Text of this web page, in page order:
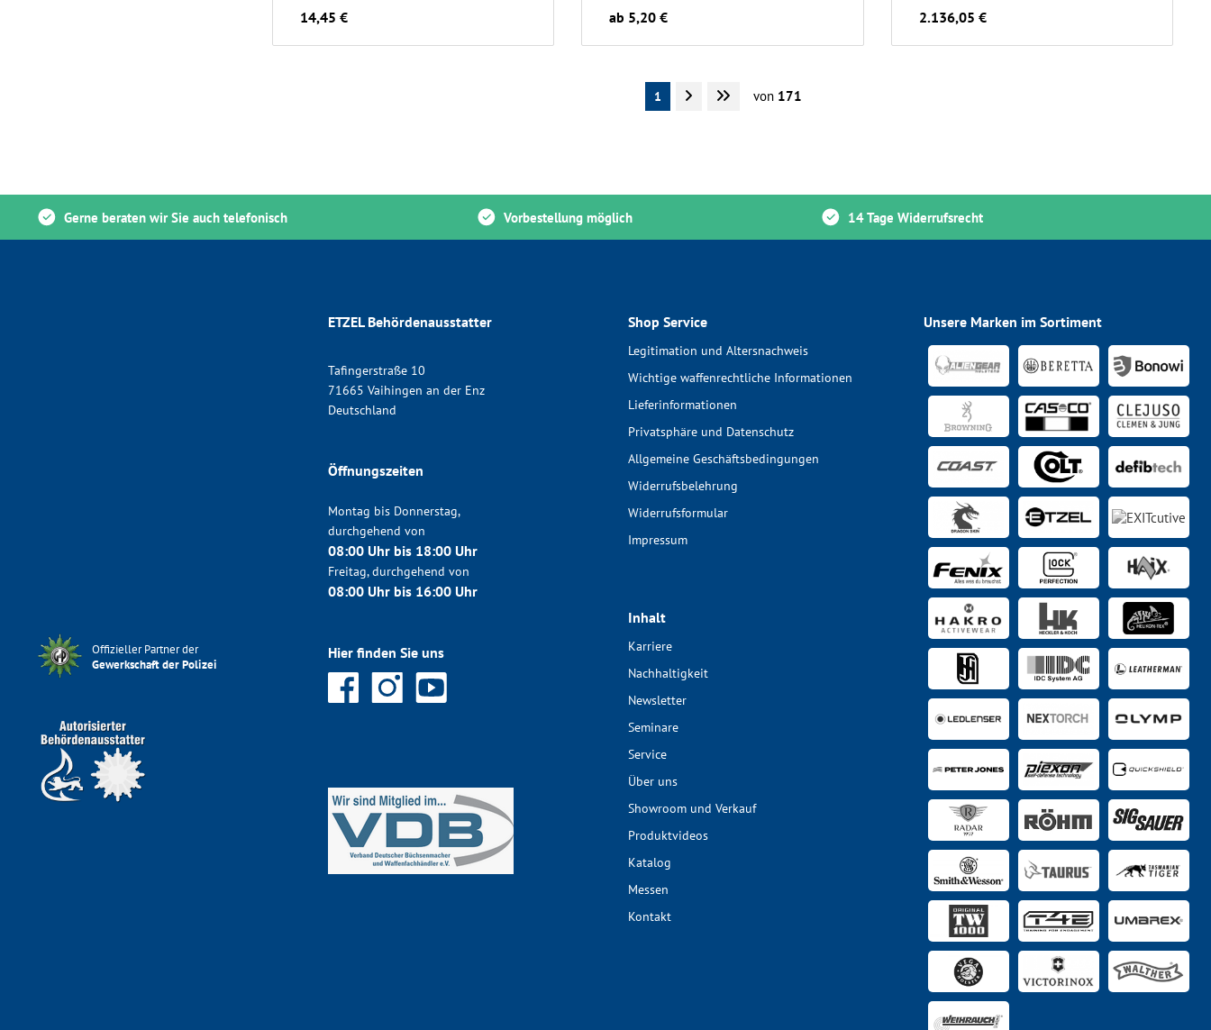
14,45 € ab 5,20 € 2.136,05 €
1 von 171
Gerne beraten wir Sie auch telefonisch Vorbestellung möglich 14 Tage Widerrufsrecht
Offizieller Partner der
Gewerkschaft der Polizei
ETZEL Behördenausstatter
Tafingerstraße 10
71665 Vaihingen an der Enz
Deutschland
Öffnungszeiten
Montag bis Donnerstag,
durchgehend von
08:00 Uhr bis 18:00 Uhr
Freitag, durchgehend von
08:00 Uhr bis 16:00 Uhr
Hier finden Sie uns
Shop Service
Legitimation und Altersnachweis
Wichtige waffenrechtliche Informationen
Lieferinformationen
Privatsphäre und Datenschutz
Allgemeine Geschäftsbedingungen
Widerrufsbelehrung
Widerrufsformular
Impressum
Inhalt
Karriere
Nachhaltigkeit
Newsletter
Seminare
Service
Über uns
Showroom und Verkauf
Produktvideos
Katalog
Messen
Kontakt
Unsere Marken im Sortiment